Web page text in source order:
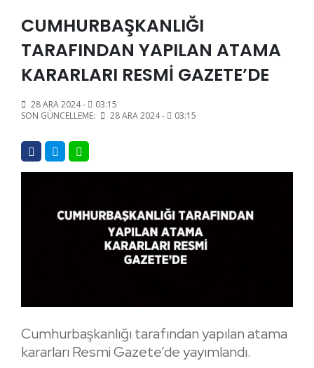
CUMHURBAŞKANLIĞI
TARAFINDAN YAPILAN ATAMA
KARARLARI RESMİ GAZETE’DE
28 ARA 2024 -
03:15
SON GÜNCELLEME:
28 ARA 2024 - 03:15
Cumhurbaşkanlığı tarafından yapılan atama
kararları Resmi Gazete’de yayımlandı.